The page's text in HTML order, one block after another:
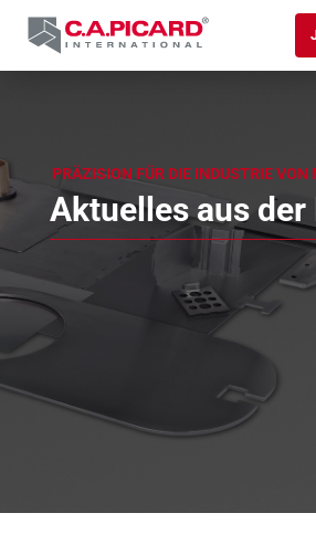
PRÄZISION FÜR DIE INDUSTRIE VON
Aktuelles aus der